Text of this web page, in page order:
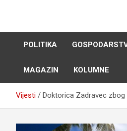
POLITIKA
MAGAZIN KOLUMNE
Vijesti Doktorica Zadravec zbog